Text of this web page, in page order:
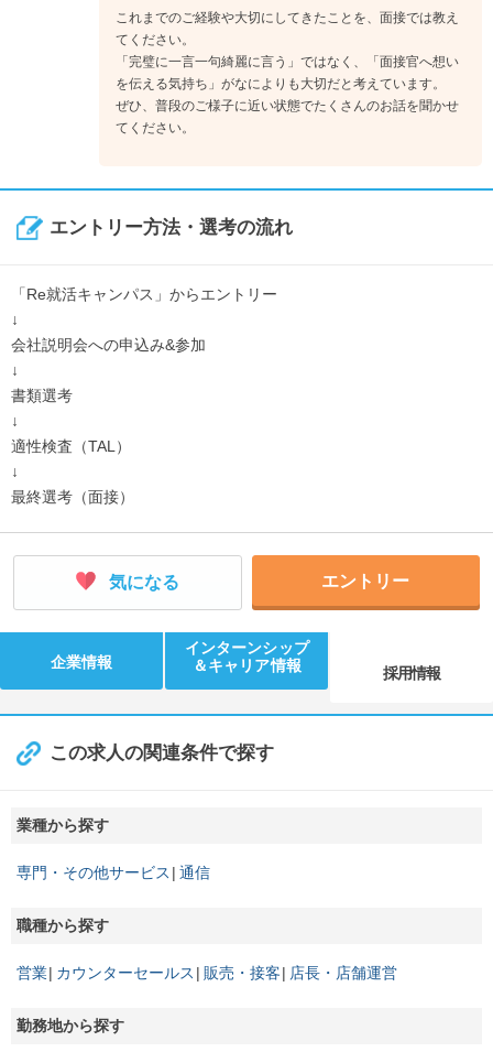
これまでのご経験や大切にしてきたことを、面接では教え
てください。
「完璧に一言一句綺麗に言う」ではなく、「面接官へ想い
を伝える気持ち」がなによりも大切だと考えています。
ぜひ、普段のご様子に近い状態でたくさんのお話を聞かせ
てください。
エントリー方法・選考の流れ
「Re就活キャンパス」からエントリー
↓
会社説明会への申込み&参加
↓
書類選考
↓
適性検査（TAL）
↓
最終選考（面接）
気になる エントリー
企業情報
インターンシップ
＆キャリア情報
採用情報
この求人の関連条件で探す
業種から探す
専門・その他サービス 通信
職種から探す
営業 カウンターセールス 販売・接客 店長・店舗運営
勤務地から探す